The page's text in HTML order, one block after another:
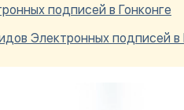
подписей в Гонконге
Электронных подписей в